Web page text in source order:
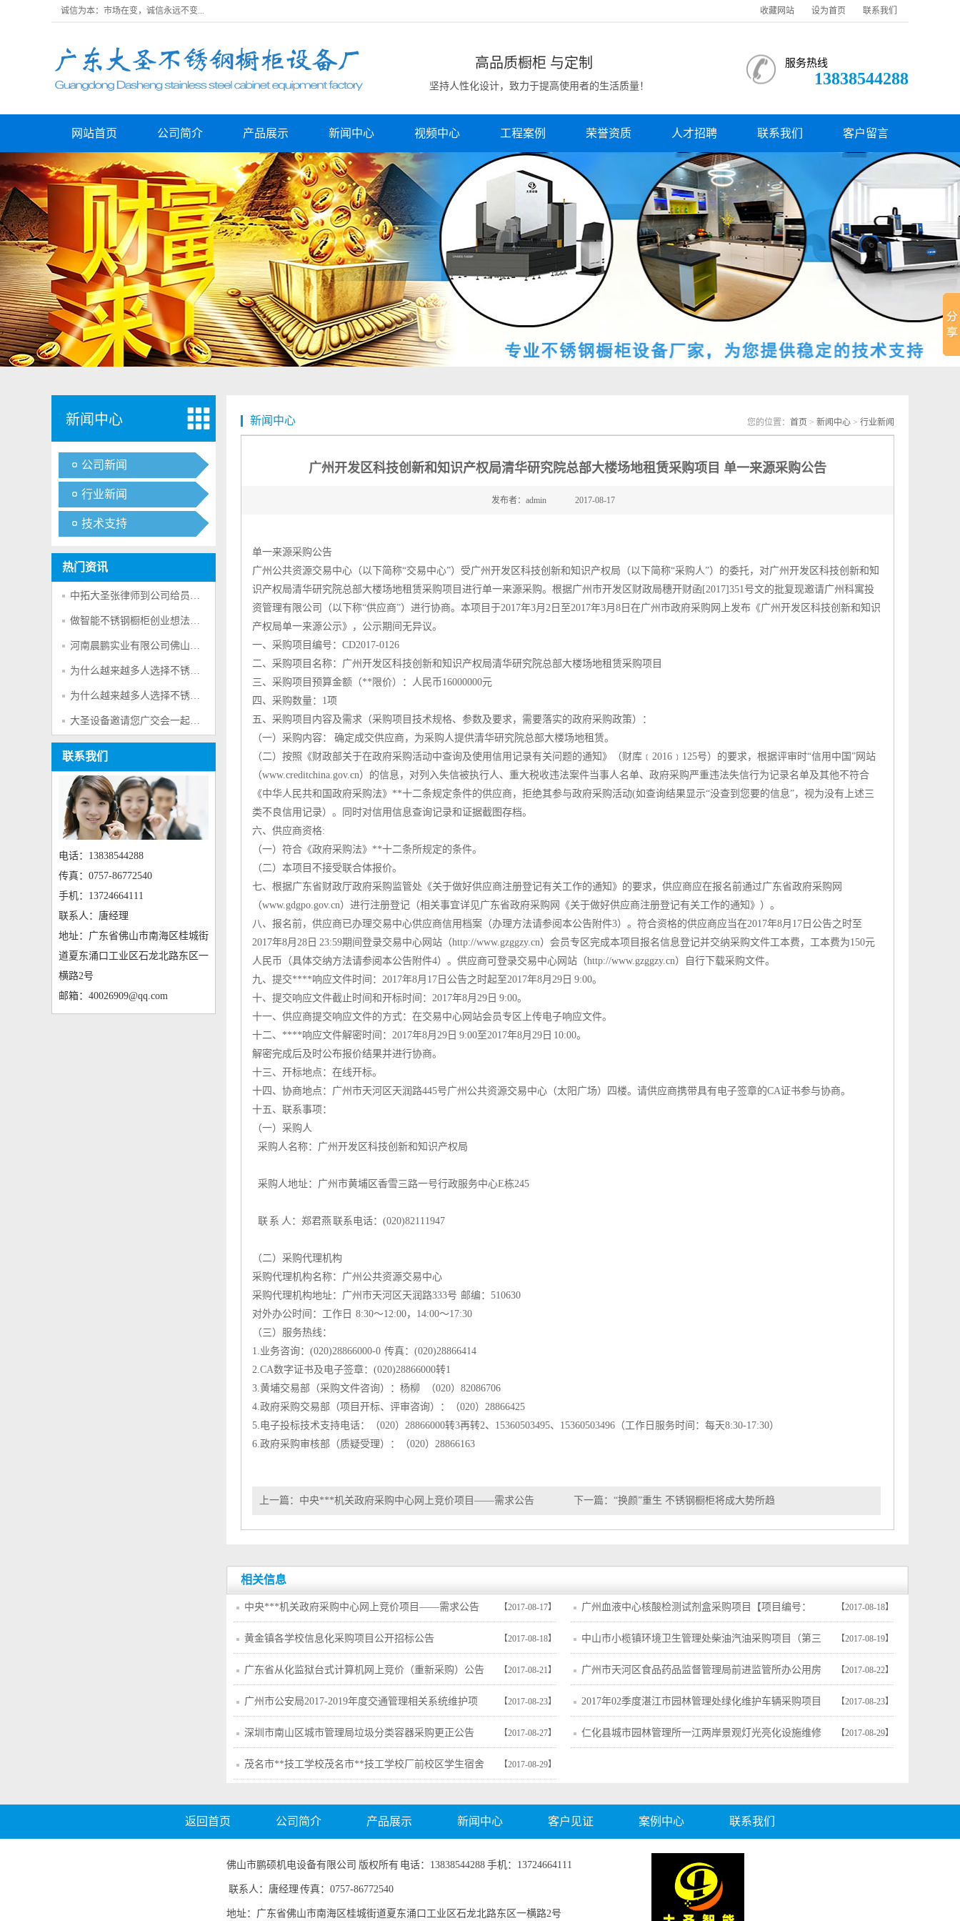
诚信为本：市场在变，诚信永远不变... 收藏网站 设为首页 联系我们
高品质橱柜 与定制
坚持人性化设计，致力于提高使用者的生活质量！
服务热线
13838544288
网站首页 公司简介 产品展示 新闻中心 视频中心 工程案例 荣誉资质 人才招聘 联系我们 客户留言
新闻中心
公司新闻
行业新闻
技术支持
热门资讯
中拓大圣张律师到公司给员工普及法律合法的为大家做好服务
做智能不锈钢橱柜创业想法的可行性分析
河南晨鹏实业有限公司佛山市鹏硕机电设备有限公司祝新老客户财源广进
为什么越来越多人选择不锈钢呢？
为什么越来越多人选择不锈钢呢？
大圣设备邀请您广交会一起参观考察
联系我们
电话：13838544288
传真：0757-86772540
手机：13724664111
联系人：唐经理
地址：广东省佛山市南海区桂城街
道夏东涌口工业区石龙北路东区一
横路2号
邮箱：40026909@qq.com
新闻中心 您的位置： 首页 > 新闻中心 > 行业新闻
广州开发区科技创新和知识产权局清华研究院总部大楼场地租赁采购项目 单一来源采购公告
发布者：admin 2017-08-17
单一来源采购公告
广州公共资源交易中心（以下简称“交易中心”）受广州开发区科技创新和知识产权局（以下简称“采购人”）的委托，对广州开发区科技创新和知
识产权局清华研究院总部大楼场地租赁采购项目进行单一来源采购。根据广州市开发区财政局穗开财函[2017]351号文的批复现邀请广州科寓投
资管理有限公司（以下称“供应商”）进行协商。本项目于2017年3月2日至2017年3月8日在广州市政府采购网上发布《广州开发区科技创新和知识
产权局单一来源公示》，公示期间无异议。
一、采购项目编号：CD2017-0126
二、采购项目名称：广州开发区科技创新和知识产权局清华研究院总部大楼场地租赁采购项目
三、采购项目预算金额（**限价）：人民币16000000元
四、采购数量：1项
五、采购项目内容及需求（采购项目技术规格、参数及要求，需要落实的政府采购政策）：
（一）采购内容： 确定成交供应商，为采购人提供清华研究院总部大楼场地租赁。
（二）按照《财政部关于在政府采购活动中查询及使用信用记录有关问题的通知》（财库﹝2016﹞125号）的要求，根据评审时“信用中国”网站
（www.creditchina.gov.cn）的信息，对列入失信被执行人、重大税收违法案件当事人名单、政府采购严重违法失信行为记录名单及其他不符合
《中华人民共和国政府采购法》**十二条规定条件的供应商，拒绝其参与政府采购活动(如查询结果显示“没查到您要的信息”，视为没有上述三
类不良信用记录）。同时对信用信息查询记录和证据截图存档。
六、供应商资格:
（一）符合《政府采购法》**十二条所规定的条件。
（二）本项目不接受联合体报价。
七、根据广东省财政厅政府采购监管处《关于做好供应商注册登记有关工作的通知》的要求，供应商应在报名前通过广东省政府采购网
（www.gdgpo.gov.cn）进行注册登记（相关事宜详见广东省政府采购网《关于做好供应商注册登记有关工作的通知》）。
八、报名前，供应商已办理交易中心供应商信用档案（办理方法请参阅本公告附件3）。符合资格的供应商应当在2017年8月17日公告之时至
2017年8月28日 23:59期间登录交易中心网站（http://www.gzggzy.cn）会员专区完成本项目报名信息登记并交纳采购文件工本费，工本费为150元
人民币（具体交纳方法请参阅本公告附件4）。供应商可登录交易中心网站（http://www.gzggzy.cn）自行下载采购文件。
九、提交****响应文件时间：2017年8月17日公告之时起至2017年8月29日 9:00。
十、提交响应文件截止时间和开标时间：2017年8月29日 9:00。
十一、供应商提交响应文件的方式：在交易中心网站会员专区上传电子响应文件。
十二、****响应文件解密时间：2017年8月29日 9:00至2017年8月29日 10:00。
解密完成后及时公布报价结果并进行协商。
十三、开标地点：在线开标。
十四、协商地点：广州市天河区天润路445号广州公共资源交易中心（太阳广场）四楼。请供应商携带具有电子签章的CA证书参与协商。
十五、联系事项：
（一）采购人
采购人名称：广州开发区科技创新和知识产权局
采购人地址：广州市黄埔区香雪三路一号行政服务中心E栋245
联 系 人：郑君燕 联系电话：(020)82111947
（二）采购代理机构
采购代理机构名称：广州公共资源交易中心
采购代理机构地址：广州市天河区天润路333号 邮编：510630
对外办公时间：工作日 8:30～12:00，14:00～17:30
（三）服务热线：
1.业务咨询：(020)28866000-0 传真：(020)28866414
2.CA数字证书及电子签章：(020)28866000转1
3.黄埔交易部（采购文件咨询）：杨柳 （020）82086706
4.政府采购交易部（项目开标、评审咨询）：（020）28866425
5.电子投标技术支持电话：（020）28866000转3再转2、15360503495、15360503496（工作日服务时间：每天8:30-17:30）
6.政府采购审核部（质疑受理）：（020）28866163
上一篇： 中央***机关政府采购中心网上竞价项目——需求公告 下一篇： “换颜”重生 不锈钢橱柜将成大势所趋
相关信息
中央***机关政府采购中心网上竞价项目——需求公告 【2017-08-17】 广州血液中心核酸检测试剂盒采购项目【项目编号：
GZXY-HW-1717】
【2017-08-18】
黄金镇各学校信息化采购项目公开招标公告 【2017-08-18】 中山市小榄镇环境卫生管理处柴油汽油采购项目（第三
次）
【2017-08-19】
广东省从化监狱台式计算机网上竞价（重新采购）公告 【2017-08-21】 广州市天河区食品药品监督管理局前进监管所办公用房
租赁采购项目 单一来源采购公告
【2017-08-22】
广州市公安局2017-2019年度交通管理相关系统维护项
目-机动车驾驶人考试系统维护采购项目
【2017-08-23】 2017年02季度湛江市园林管理处绿化维护车辆采购项目
（自卸式垃圾车及洒水车采购）中标公告
【2017-08-23】
深圳市南山区城市管理局垃圾分类容器采购更正公告 【2017-08-27】 仁化县城市园林管理所一江两岸景观灯光亮化设施维修 【2017-08-29】
茂名市**技工学校茂名市**技工学校厂前校区学生宿舍 【2017-08-29】
返回首页 公司简介 产品展示 新闻中心 客户见证 案例中心 联系我们
佛山市鹏硕机电设备有限公司 版权所有 电话：13838544288 手机：13724664111
联系人：唐经理 传真：0757-86772540
地址：广东省佛山市南海区桂城街道夏东涌口工业区石龙北路东区一横路2号